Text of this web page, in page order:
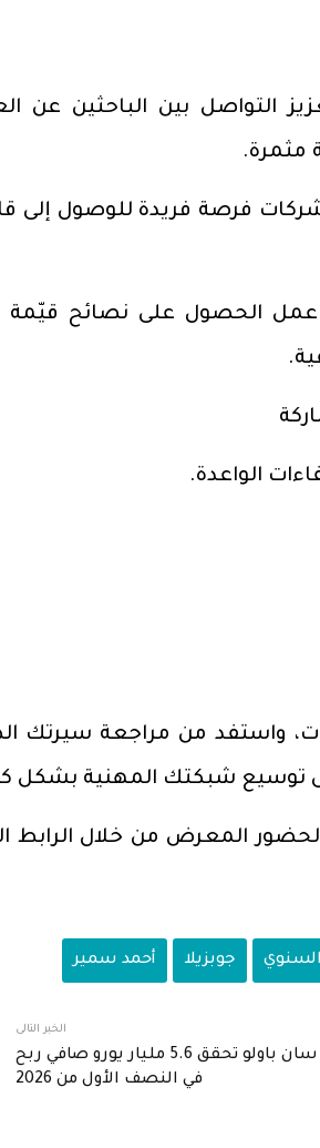
التواصل بين الباحثين عن
مثمرة.
فرصة فريدة للوصول إلى
عمل الحصول على نصائح قيّمة
الواعدة.
واستفد من مراجعة سيرتك
توسيع شبكتك المهنية بشكل
المعرض من خلال الرابط
جوبزيلا أحمد سمير
الخبر التالى
إنتيسا سان باولو تحقق 5.6 مليار يورو صافي ربح
في النصف الأول من 2026